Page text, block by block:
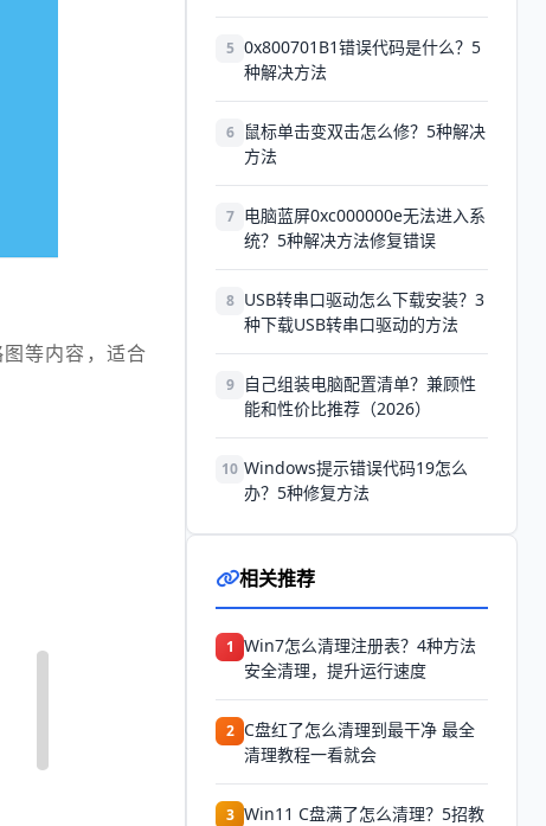
等内容，适合
5 0x800701B1错误代码是什么？5
种解决方法
6
鼠标单击变双击怎么修？5种解决
方法
7 电脑蓝屏0xc000000e无法进入系
统？5种解决方法修复错误
8 USB转串口驱动怎么下载安装？3
种下载USB转串口驱动的方法
9
自己组装电脑配置清单？兼顾性
能和性价比推荐（2026）
10 Windows提示错误代码19怎么
办？5种修复方法
相关推荐
1 Win7怎么清理注册表？4种方法
安全清理，提升运行速度
2 C盘红了怎么清理到最干净 最全
清理教程一看就会
3 Win11 C盘满了怎么清理？5招教